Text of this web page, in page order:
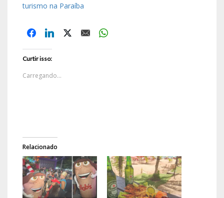
turismo na Paraíba
Curtir isso:
Carregando...
Relacionado